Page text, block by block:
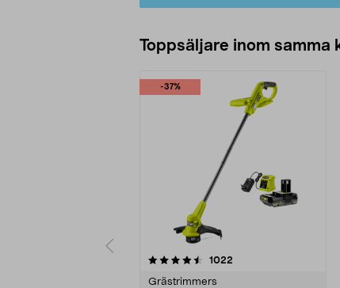
Toppsäljare inom samma
-37%
1022
Grästrimmers
4.0 av 5 stjärnor